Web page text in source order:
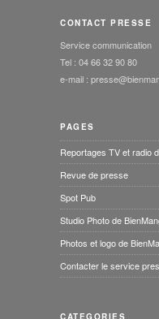
CONTACT PRESSE
Service communication
Tel : 04 66 32 90 80
e-mail :
PAGES
Reportages TV et radio
Revue de presse
Spot Pub
Studio Photo de
Photos et logo de
Contacter le service